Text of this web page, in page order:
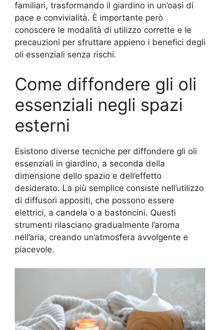
familiari, trasformando il giardino in un’oasi di
pace e convivialità. È importante però
conoscere le modalità di utilizzo corrette e le
precauzioni per sfruttare appieno i benefici degli
oli essenziali senza rischi.
Come diffondere gli oli
essenziali negli spazi
esterni
Esistono diverse tecniche per diffondere gli oli
essenziali in giardino, a seconda della
dimensione dello spazio e dell’effetto
desiderato. La più semplice consiste nell’utilizzo
di diffusori appositi, che possono essere
elettrici, a candela o a bastoncini. Questi
strumenti rilasciano gradualmente l’aroma
nell’aria, creando un’atmosfera avvolgente e
piacevole.